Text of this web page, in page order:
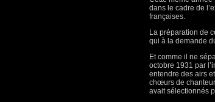
dans le cadre de
françaises.
La préparation de
qui à la demande
Et comme il ne
octobre 1931 par
entendre des airs
chœurs de
avait sélectionnés